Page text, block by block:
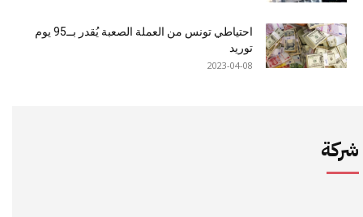
احتياطي تونس من العملة الصعبة يُقدر بــ95 يوم
توريد
2023-04-08
شركة